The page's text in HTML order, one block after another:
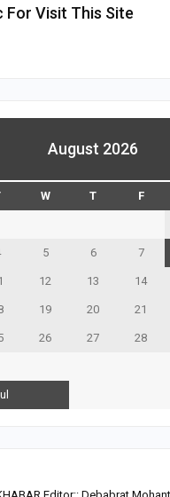
For Visit This Site
August 2026
W T F
5 6 7
12 13 14
19 20 21
26 27 28